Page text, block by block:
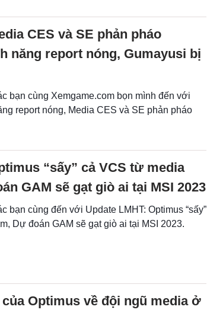
CES và SE phản pháo
năng report nóng, Gumayusi bị
bạn cùng Xemgame.com bọn mình đến với
report nóng, Media CES và SE phản pháo
“sấy” cả VCS từ media
GAM sẽ gạt giò ai tại MSI 2023
bạn cùng đến với Update LMHT: Optimus “sấy”
Dự đoán GAM sẽ gạt giò ai tại MSI 2023.
Optimus về đội ngũ media ở